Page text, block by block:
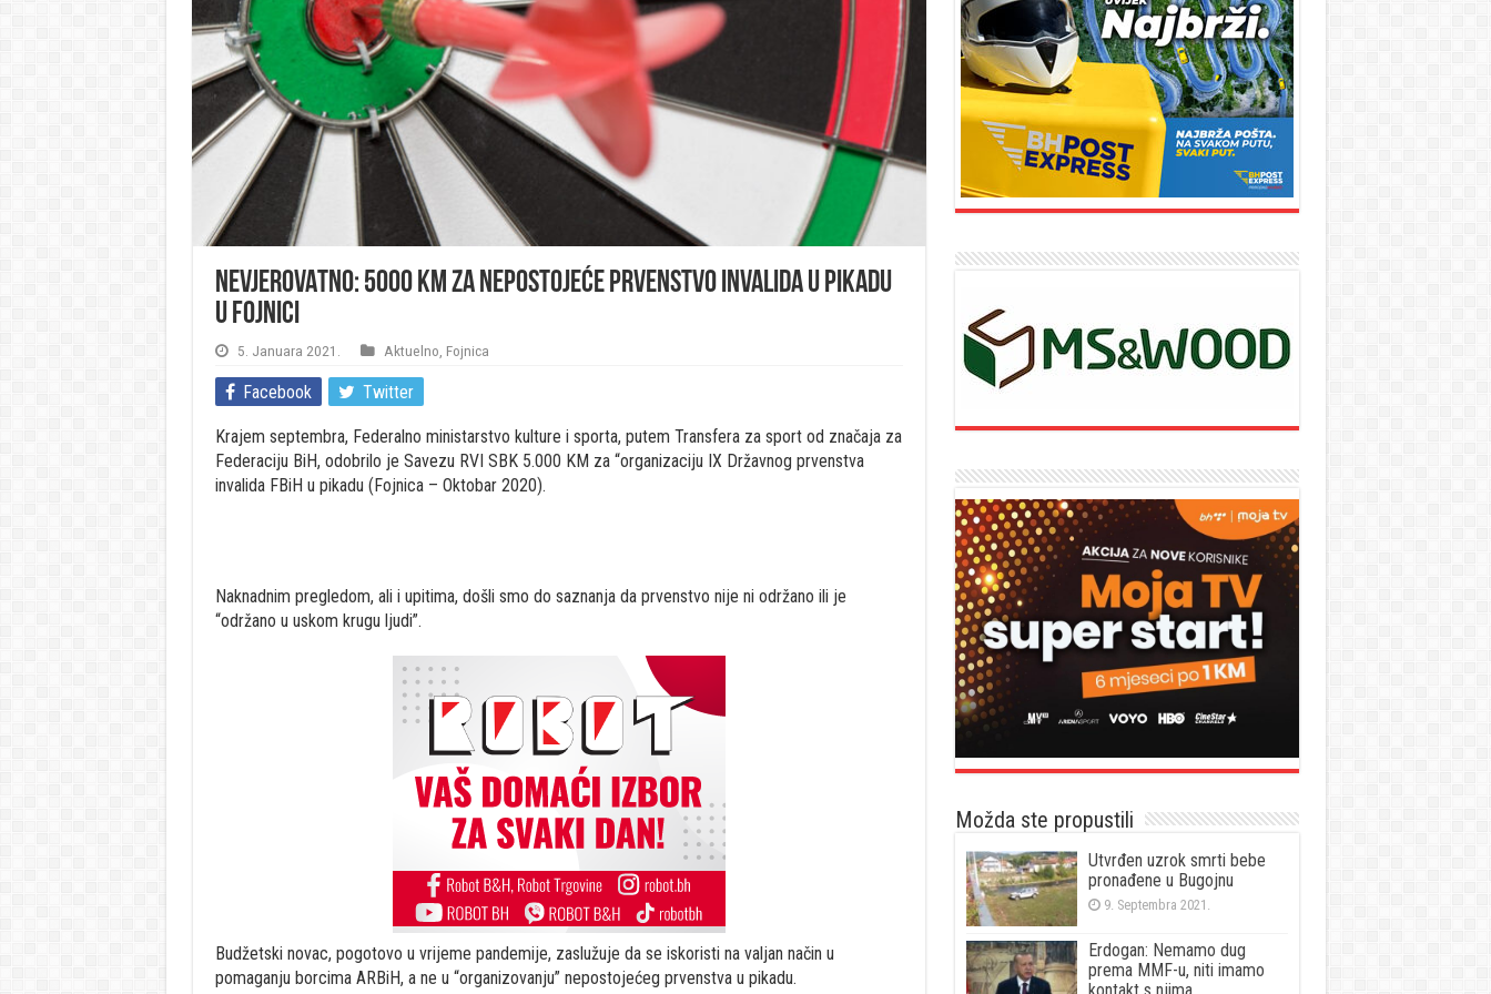
NEVJEROVATNO: 5000 KM za nepostojeće prvenstvo invalida u pikadu
u Fojnici
5. Januara 2021. Aktuelno Fojnica
Facebook Twitter
Krajem septembra, Federalno ministarstvo kulture i sporta, putem Transfera za sport od značaja za
Federaciju BiH, odobrilo je Savezu RVI SBK 5.000 KM za “organizaciju IX Državnog prvenstva
invalida FBiH u pikadu (Fojnica – Oktobar 2020).
Naknadnim pregledom, ali i upitima, došli smo do saznanja da prvenstvo nije ni održano ili je
“održano u uskom krugu ljudi”.
Budžetski novac, pogotovo u vrijeme pandemije, zaslužuje da se iskoristi na valjan način u
pomaganju borcima ARBiH, a ne u “organizovanju” nepostojećeg prvenstva u pikadu.
Možda ste propustili
Utvrđen uzrok smrti bebe
pronađene u Bugojnu
9. Septembra 2021.
Erdogan: Nemamo dug
prema MMF-u, niti imamo
kontakt s njima